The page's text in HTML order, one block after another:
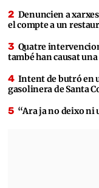
Denuncien a
el compte a un
Quatre
també han causat
Intent de butró en
gasolinera de Santa
“Ara ja no deixo ni